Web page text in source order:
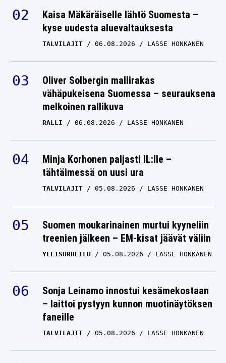
Kaisa Mäkäräiselle lähtö Suomesta –
kyse uudesta aluevaltauksesta
TALVILAJIT 06.08.2026 LASSE HONKANEN
Oliver Solbergin mallirakas
vähäpukeisena Suomessa – seurauksena
melkoinen rallikuva
RALLI 06.08.2026 LASSE HONKANEN
Minja Korhonen paljasti IL:lle –
tähtäimessä on uusi ura
TALVILAJIT 05.08.2026 LASSE HONKANEN
Suomen moukarinainen murtui kyyneliin
treenien jälkeen – EM-kisat jäävät väliin
YLEISURHEILU 05.08.2026 LASSE HONKANEN
Sonja Leinamo innostui kesämekostaan
– laittoi pystyyn kunnon muotinäytöksen
faneille
TALVILAJIT 05.08.2026 LASSE HONKANEN